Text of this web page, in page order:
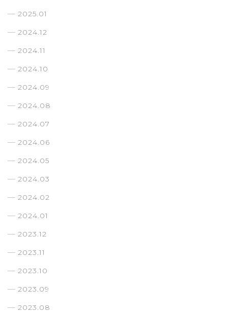
2025.01
2024.12
2024.11
2024.10
2024.09
2024.08
2024.07
2024.06
2024.05
2024.03
2024.02
2024.01
2023.12
2023.11
2023.10
2023.09
2023.08